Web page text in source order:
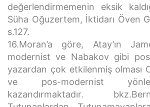
değerlendirmemenin eksik
Süha Oğuzertem, İktidarı Öven
s.127.
16.Moran’a göre, Atay’ın
modernist ve Nabakov gibi
yazardan çok etkilenmiş olması
ve pos-modernist
kazandırmaktadır.